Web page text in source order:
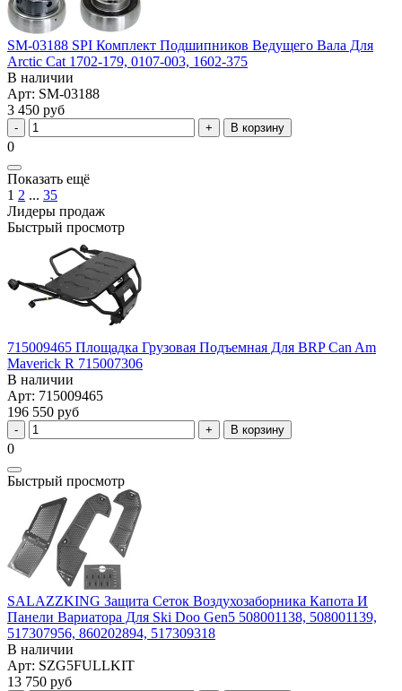
SM-03188 SPI Комплект Подшипников Ведущего Вала Для
Arctic Cat 1702-179, 0107-003, 1602-375
В наличии
Арт: SM-03188
3 450 руб
В корзину
0
Показать ещё
1 2 ... 35
Лидеры продаж
Быстрый просмотр
715009465 Площадка Грузовая Подъемная Для BRP Can Am
Maverick R 715007306
В наличии
Арт: 715009465
196 550 руб
В корзину
0
Быстрый просмотр
SALAZZKING Защита Сеток Воздухозаборника Капота И
Панели Вариатора Для Ski Doo Gen5 508001138, 508001139,
517307956, 860202894, 517309318
В наличии
Арт: SZG5FULLKIT
13 750 руб